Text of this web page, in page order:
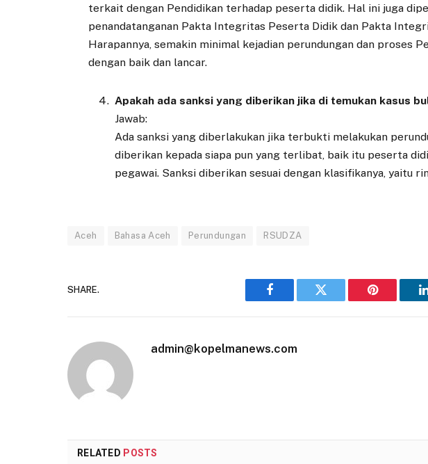
terkait dengan Pendidikan terhadap peserta didik. Hal ini juga
penandatanganan Pakta Integritas Peserta Didik dan Pakta
Harapannya, semakin minimal kejadian perundungan dan proses
dengan baik dan lancar.
Apakah ada sanksi yang diberikan jika di temukan kasus
Jawab:
Ada sanksi yang diberlakukan jika terbukti melakukan
diberikan kepada siapa pun yang terlibat, baik itu peserta
pegawai. Sanksi diberikan sesuai dengan klasifikanya, yaitu
Aceh Bahasa Aceh Perundungan RSUDZA
SHARE.
Facebook Twitter Pinterest
admin@kopelmanews.com
RELATED POSTS